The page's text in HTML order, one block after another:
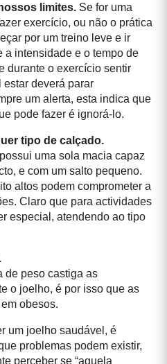
limites. Se for uma
exercício, ou não o prática
por um treino leve e ir
a intensidade e o tempo de
durante o exercício sentir
deverá parar
um alerta, esta indica que
pode fazer é ignorá-lo.
tipo de calçado.
uma sola macia capaz
e com um salto pequeno.
altos podem comprometer a
Claro que para actividades
especial, atendendo ao tipo
de peso castiga as
o joelho, é por isso que as
obesos.
um joelho saudável, é
problemas podem existir,
perceber se “aquela